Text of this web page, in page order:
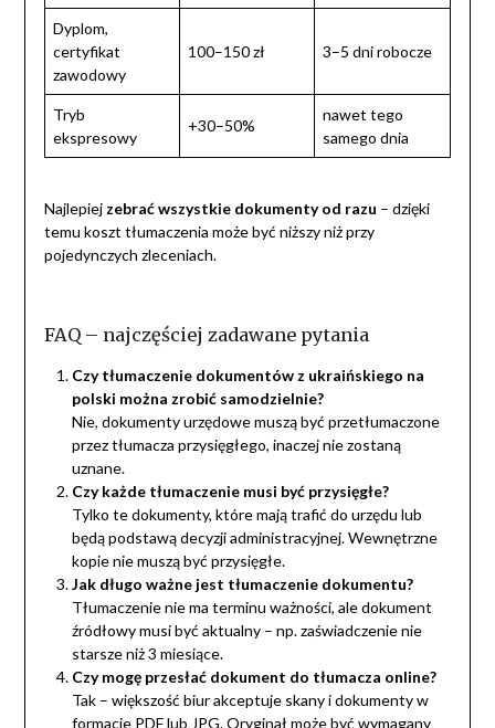
Dyplom,
certyfikat
zawodowy
100–150 zł 3–5 dni robocze
Tryb
ekspresowy
+30–50%
nawet tego
samego dnia
Najlepiej zebrać wszystkie dokumenty od razu – dzięki
temu koszt tłumaczenia może być niższy niż przy
pojedynczych zleceniach.
FAQ – najczęściej zadawane pytania
Czy tłumaczenie dokumentów z ukraińskiego na
polski można zrobić samodzielnie?
Nie, dokumenty urzędowe muszą być przetłumaczone
przez tłumacza przysięgłego, inaczej nie zostaną
uznane.
Czy każde tłumaczenie musi być przysięgłe?
Tylko te dokumenty, które mają trafić do urzędu lub
będą podstawą decyzji administracyjnej. Wewnętrzne
kopie nie muszą być przysięgłe.
Jak długo ważne jest tłumaczenie dokumentu?
Tłumaczenie nie ma terminu ważności, ale dokument
źródłowy musi być aktualny – np. zaświadczenie nie
starsze niż 3 miesiące.
Czy mogę przesłać dokument do tłumacza online?
Tak – większość biur akceptuje skany i dokumenty w
formacie PDF lub JPG. Oryginał może być wymagany